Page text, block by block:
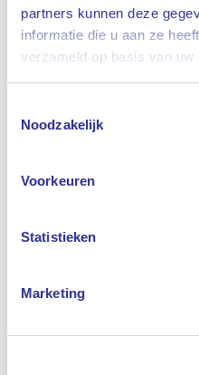
partners kunnen deze
informatie die u aan ze
verzameld op basis van uw
Noodzakelijk
Voorkeuren
Statistieken
Marketing